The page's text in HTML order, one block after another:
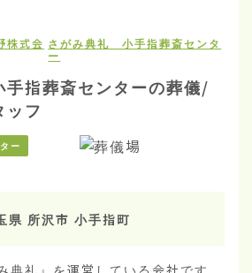
株式会 さがみ典礼 小手指葬斎センタ
ー
指葬斎センターの葬儀/
ッフ
ー
県 所沢市 小手指町
典礼』を運営している会社です。